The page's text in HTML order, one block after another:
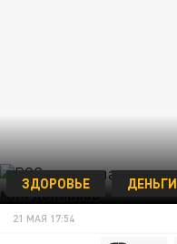
ЗДОРОВЬЕ ДЕНЬГИ
21 МАЯ 17:54